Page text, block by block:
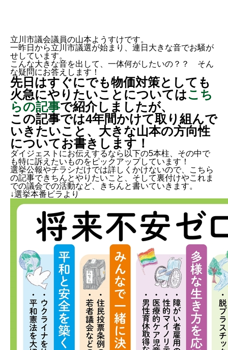
立川市議会議員の山本ようすけです。
一昨日から立川市議選が始まり、連日大きな音でお騒が
せしています。
こんな大きな音を出して、一体何がしたいの？？ そん
な疑問にお答えします！
先日はすぐにでも物価対策としても
火急にやりたいことについてはこち
らの記事で紹介しましたが、
この記事では4年間かけて取り組んで
いきたいこと、大きな山本の方向性
についてお書きします！
ダイジェストにお伝えするなら以下の5本柱、その中で
も特に訴えたいものをピックアップしています！
選挙公報やチラシだけでは詳しくかけないので、こちら
の記事できちんとやりたいこと、そして裏付けやこれま
での議会での活動など、きちんと書いていきます。
↓選挙本番ビラより